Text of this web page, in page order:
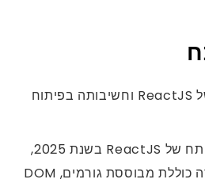
הבנת האבולוציה של ReactJS וחשיבותה בפיתוח
בחינת תכונות המפתח של ReactJS בשנת 2025,
יחד עם ארכיטקטורה כוללת מבוססת גורמים, DOM